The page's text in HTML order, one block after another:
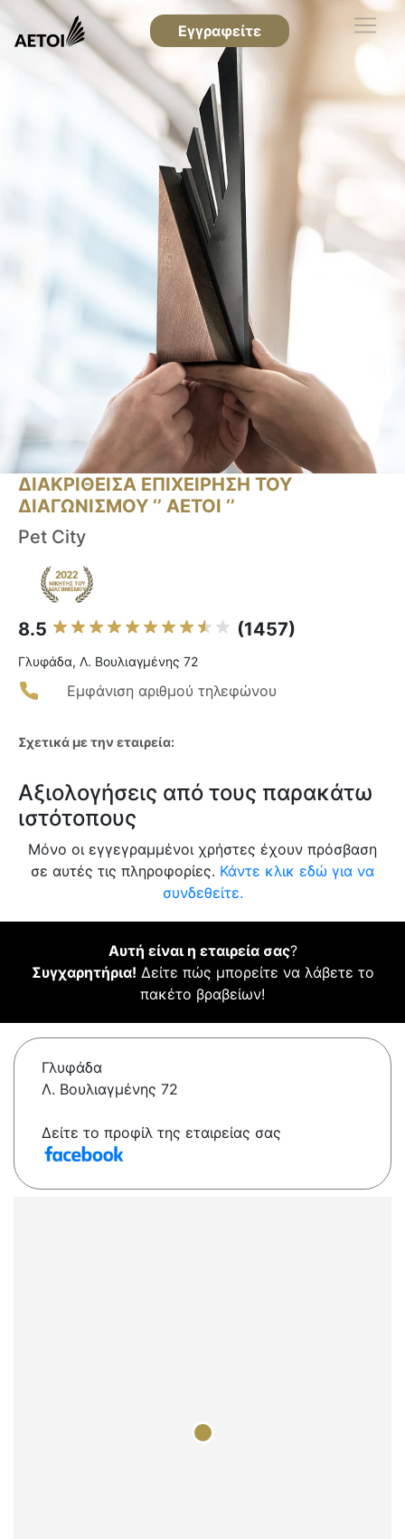
Εγγραφείτε
ΔΙΑΚΡΙΘΕΙΣΑ ΕΠΙΧΕΙΡΗΣΗ ΤΟΥ
ΔΙΑΓΩΝΙΣΜΟΥ ‘’ ΑΕΤΟΙ ‘’
Pet City
8.5 (1457)
Γλυφάδα, Λ. Βουλιαγμένης 72
Εμφάνιση αριθμού τηλεφώνου
Σχετικά με την εταιρεία:
Αξιολογήσεις από τους παρακάτω
ιστότοπους
Μόνο οι εγγεγραμμένοι χρήστες έχουν πρόσβαση
σε αυτές τις πληροφορίες. Κάντε κλικ εδώ για να
συνδεθείτε.
Αυτή είναι η εταιρεία σας?
Συγχαρητήρια! Δείτε πώς μπορείτε να λάβετε το
πακέτο βραβείων!
Γλυφάδα
Λ. Βουλιαγμένης 72
Δείτε το προφίλ της εταιρείας σας